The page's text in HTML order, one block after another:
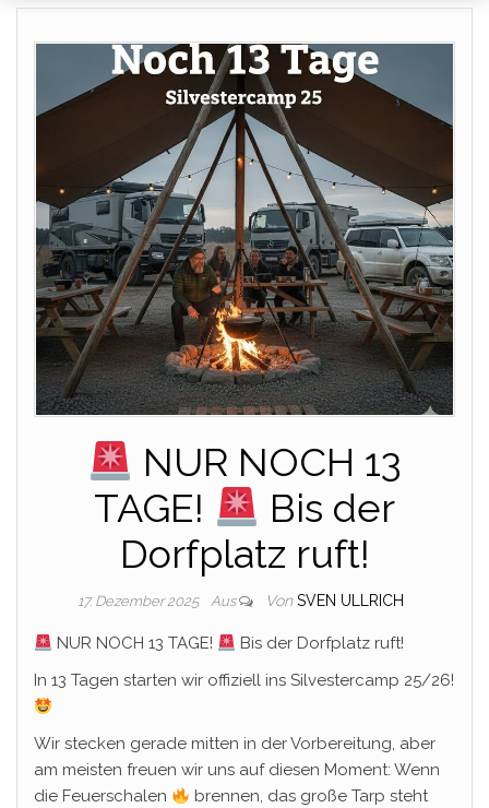
NUR NOCH 13
TAGE!
Bis der
Dorfplatz ruft!
17. Dezember 2025 Aus Von SVEN ULLRICH
NUR NOCH 13 TAGE!
Bis der Dorfplatz ruft!
In 13 Tagen starten wir offiziell ins Silvestercamp 25/26!
Wir stecken gerade mitten in der Vorbereitung, aber
am meisten freuen wir uns auf diesen Moment: Wenn
die Feuerschalen
brennen, das große Tarp steht